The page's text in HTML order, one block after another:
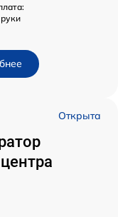
Открыта